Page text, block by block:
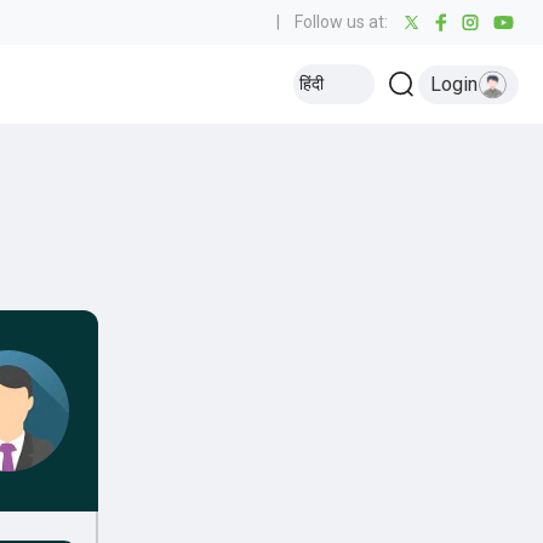
Follow us at:
हिंदी Login